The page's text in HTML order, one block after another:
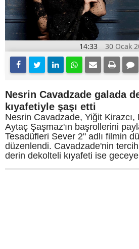
14:33 30 Ocak
Nesrin Cavadzade galada
kıyafetiyle şaşı etti
Nesrin Cavadzade, Yiğit Kirazcı,
Aytaç Şaşmaz'ın başrollerini
Tesadüfleri Sever 2" adlı filmin
düzenlendi. Cavadzade'nin
derin dekolteli kıyafeti ise